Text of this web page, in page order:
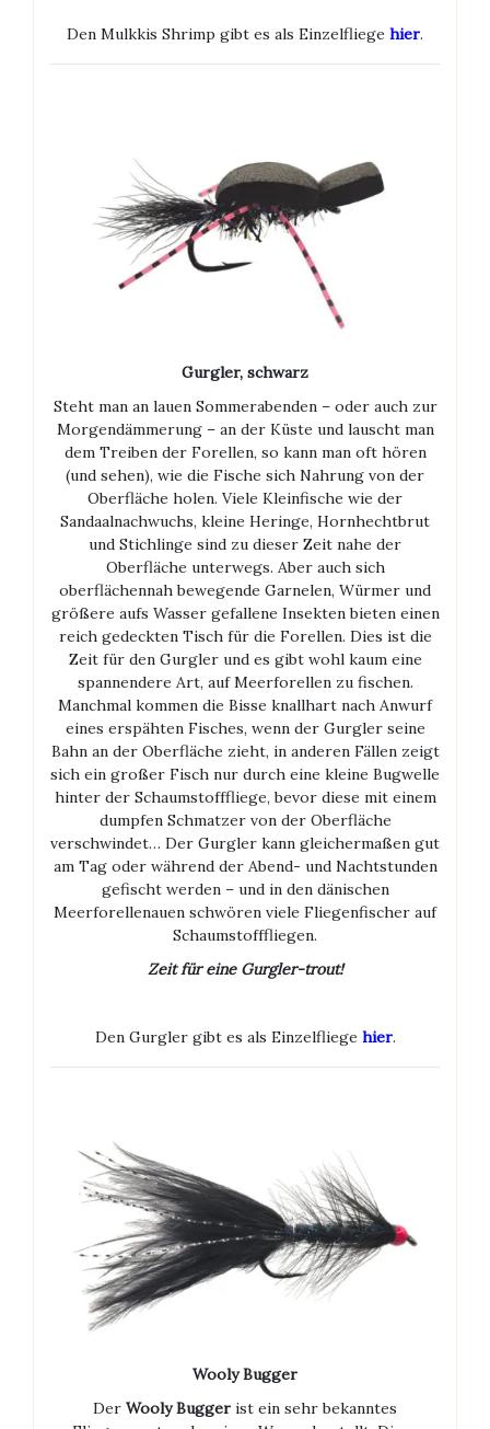
Den Mulkkis Shrimp gibt es als Einzelfliege hier.
Gurgler, schwarz
Steht man an lauen Sommerabenden – oder auch zur
Morgendämmerung – an der Küste und lauscht man
dem Treiben der Forellen, so kann man oft hören
(und sehen), wie die Fische sich Nahrung von der
Oberfläche holen. Viele Kleinfische wie der
Sandaalnachwuchs, kleine Heringe, Hornhechtbrut
und Stichlinge sind zu dieser Zeit nahe der
Oberfläche unterwegs. Aber auch sich
oberflächennah bewegende Garnelen, Würmer und
größere aufs Wasser gefallene Insekten bieten einen
reich gedeckten Tisch für die Forellen. Dies ist die
Zeit für den Gurgler und es gibt wohl kaum eine
spannendere Art, auf Meerforellen zu fischen.
Manchmal kommen die Bisse knallhart nach Anwurf
eines erspähten Fisches, wenn der Gurgler seine
Bahn an der Oberfläche zieht, in anderen Fällen zeigt
sich ein großer Fisch nur durch eine kleine Bugwelle
hinter der Schaumstofffliege, bevor diese mit einem
dumpfen Schmatzer von der Oberfläche
verschwindet… Der Gurgler kann gleichermaßen gut
am Tag oder während der Abend- und Nachtstunden
gefischt werden – und in den dänischen
Meerforellenauen schwören viele Fliegenfischer auf
Schaumstofffliegen.
Zeit für eine Gurgler-trout!
Den Gurgler gibt es als Einzelfliege hier.
Wooly Bugger
Der Wooly Bugger ist ein sehr bekanntes